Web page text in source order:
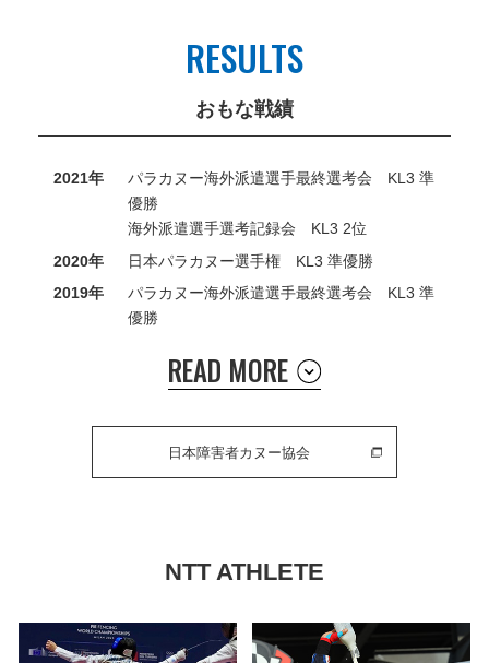
RESULTS
おもな戦績
2021年
パラカヌー海外派遣選手最終選考会 KL3 準
優勝
海外派遣選手選考記録会 KL3 2位
2020年
日本パラカヌー選手権 KL3 準優勝
2019年
パラカヌー海外派遣選手最終選考会 KL3 準
優勝
READ MORE
日本障害者カヌー協会
NTT ATHLETE